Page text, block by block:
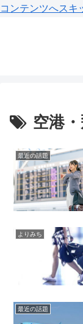
コンテンツへスキ
空港
最近の話題
よりみち
最近の話題